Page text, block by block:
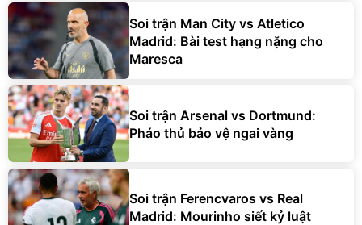
Soi trận Man City vs Atletico
Madrid: Bài test hạng nặng cho
Maresca
Soi trận Arsenal vs Dortmund:
Pháo thủ bảo vệ ngai vàng
Soi trận Ferencvaros vs Real
Madrid: Mourinho siết kỷ luật